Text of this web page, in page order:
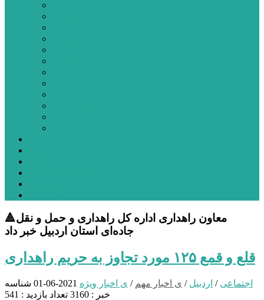
🔺معاون راهداری اداره کل راهداری و حمل و نقل
جاده‌ای استان اردبیل خبر داد
قلع و قمع ۱۲۵ مورد تجاوز به حریم راهداری
اجتماعی / اردبیل / ی اخبار مهم / ی اخبار ویژه 2021-06-01
شناسه
خبر : 3160
تعداد بازدید : 541